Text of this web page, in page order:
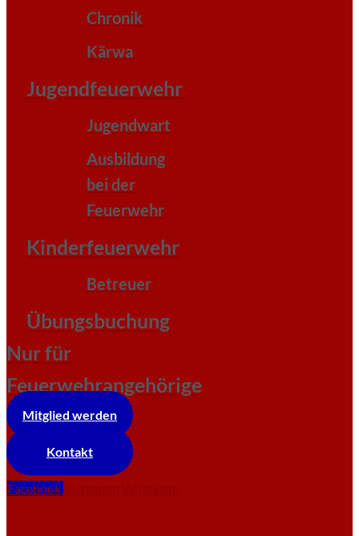
Chronik
Kärwa
Jugendfeuerwehr
Jugendwart
Ausbildung
bei der
Feuerwehr
Kinderfeuerwehr
Betreuer
Übungsbuchung
Nur für
Feuerwehrangehörige
Mitglied werden
Kontakt
Facebook